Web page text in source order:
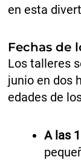
en esta
Fechas de
Los talleres
junio en dos
edades de
A las